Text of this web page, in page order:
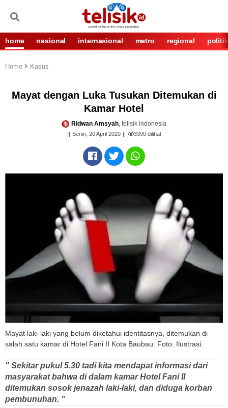
home nasional internasional metro regional politik
Home Kasus
Mayat dengan Luka Tusukan Ditemukan di
Kamar Hotel
Ridwan Amsyah, telisik indonesia
Senin, 20 April 2020 3390dilihat
Mayat laki-laki yang belum diketahui identitasnya, ditemukan di
salah satu kamar di Hotel Fani II Kota Baubau. Foto: Ilustrasi.
" Sekitar pukul 5.30 tadi kita mendapat informasi dari
masyarakat bahwa di dalam kamar Hotel Fani II
ditemukan sosok jenazah laki-laki, dan diduga korban
pembunuhan. "